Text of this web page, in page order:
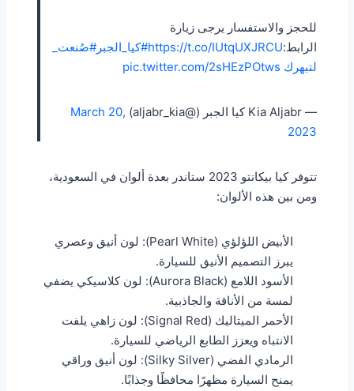
للحجز والاستفسار يرجى زيارة
الرابط:https://t.co/IUtqUXJRCU#كيا_الجبر#صُنعت_
لتبهرك pic.twitter.com/2sHEzPOtws
— Kia Aljabr كيا الجبر (@aljabr_kia)
March 20,
2023
تتوفر كيا بيكانتو 2023 ستاندر بعدة ألوان في السعودية،
ومن بين هذه الألوان:
الأبيض اللؤلؤي (Pearl White): لون أنيق وعصري
يبرز التصميم الأنيق للسيارة.
الأسود اللامع (Aurora Black): لون كلاسيكي يضفي
لمسة من الأناقة والجاذبية.
الأحمر الميتاليك (Signal Red): لون زاهي يلفت
الانتباه ويعزز الطابع الرياضي للسيارة.
الرمادي الفضي (Silky Silver): لون أنيق وراقي
يمنح السيارة مظهرًا محافظًا وجذابًا.